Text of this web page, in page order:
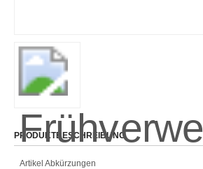
PRODUKTBESCHREIBUNG
Artikel Abkürzungen